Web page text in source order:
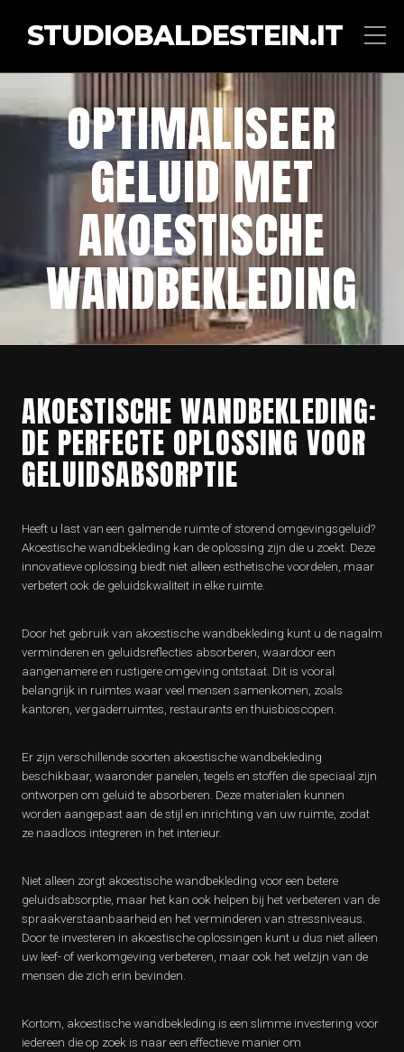
STUDIOBALDESTEIN.IT
OPTIMALISEER
GELUID MET
AKOESTISCHE
WANDBEKLEDING
AKOESTISCHE WANDBEKLEDING:
DE PERFECTE OPLOSSING VOOR
GELUIDSABSORPTIE
Heeft u last van een galmende ruimte of storend omgevingsgeluid?
Akoestische wandbekleding kan de oplossing zijn die u zoekt. Deze
innovatieve oplossing biedt niet alleen esthetische voordelen, maar
verbetert ook de geluidskwaliteit in elke ruimte.
Door het gebruik van akoestische wandbekleding kunt u de nagalm
verminderen en geluidsreflecties absorberen, waardoor een
aangenamere en rustigere omgeving ontstaat. Dit is vooral
belangrijk in ruimtes waar veel mensen samenkomen, zoals
kantoren, vergaderruimtes, restaurants en thuisbioscopen.
Er zijn verschillende soorten akoestische wandbekleding
beschikbaar, waaronder panelen, tegels en stoffen die speciaal zijn
ontworpen om geluid te absorberen. Deze materialen kunnen
worden aangepast aan de stijl en inrichting van uw ruimte, zodat
ze naadloos integreren in het interieur.
Niet alleen zorgt akoestische wandbekleding voor een betere
geluidsabsorptie, maar het kan ook helpen bij het verbeteren van de
spraakverstaanbaarheid en het verminderen van stressniveaus.
Door te investeren in akoestische oplossingen kunt u dus niet alleen
uw leef- of werkomgeving verbeteren, maar ook het welzijn van de
mensen die zich erin bevinden.
Kortom, akoestische wandbekleding is een slimme investering voor
iedereen die op zoek is naar een effectieve manier om